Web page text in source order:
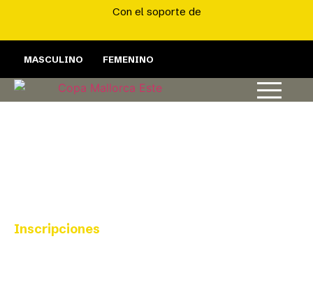
Con el soporte de
MASCULINO FEMENINO
Inscripciones